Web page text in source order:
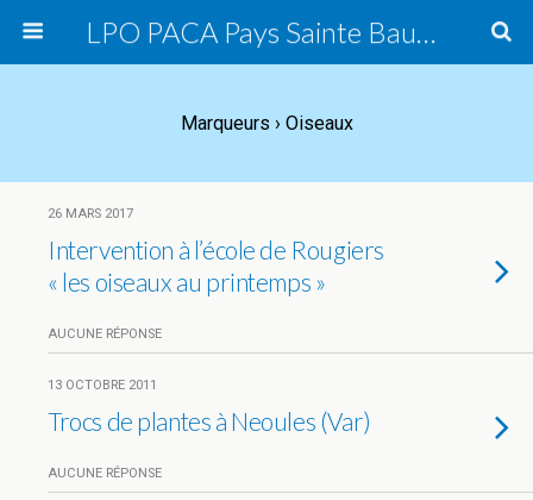
LPO PACA Pays Sainte Baume, groupe local
Marqueurs › Oiseaux
26 MARS 2017
Intervention à l’école de Rougiers
« les oiseaux au printemps »
AUCUNE RÉPONSE
13 OCTOBRE 2011
Trocs de plantes à Neoules (Var)
AUCUNE RÉPONSE